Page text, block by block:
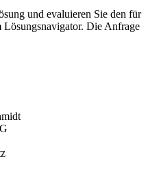
und evaluieren Sie den für
Lösungsnavigator. Die Anfrage